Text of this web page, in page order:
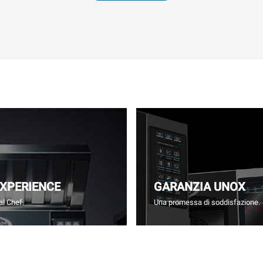
Chef.
GARANZIA UNOX
Una promessa di soddisfazione.